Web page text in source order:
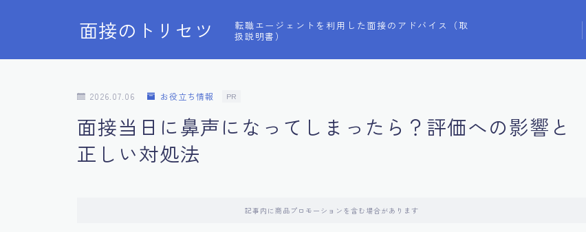
面接のトリセツ
転職エージェントを利用した面接のアドバイス（取
扱説明書）
2026.07.06 お役立ち情報 PR
面接当日に鼻声になってしまったら？評価への影響と
正しい対処法
記事内に商品プロモーションを含む場合があります